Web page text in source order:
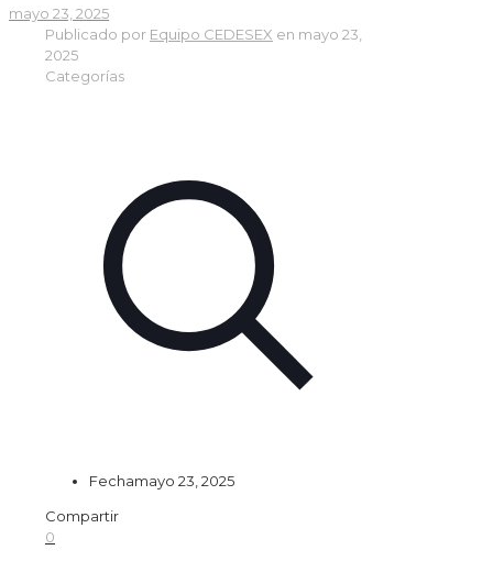
mayo 23, 2025
Publicado por Equipo CEDESEX en mayo 23,
2025
Categorías
Fechamayo 23, 2025
Compartir
0